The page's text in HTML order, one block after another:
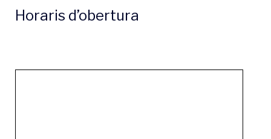
Horaris d’obertura